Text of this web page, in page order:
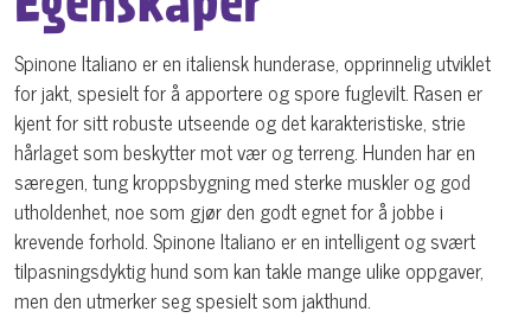
Spinone Italiano er en italiensk hunderase, opprinnelig utviklet
for jakt, spesielt for å apportere og spore fuglevilt. Rasen er
kjent for sitt robuste utseende og det karakteristiske, strie
hårlaget som beskytter mot vær og terreng. Hunden har en
særegen, tung kroppsbygning med sterke muskler og god
utholdenhet, noe som gjør den godt egnet for å jobbe i
krevende forhold. Spinone Italiano er en intelligent og svært
tilpasningsdyktig hund som kan takle mange ulike oppgaver,
men den utmerker seg spesielt som jakthund.